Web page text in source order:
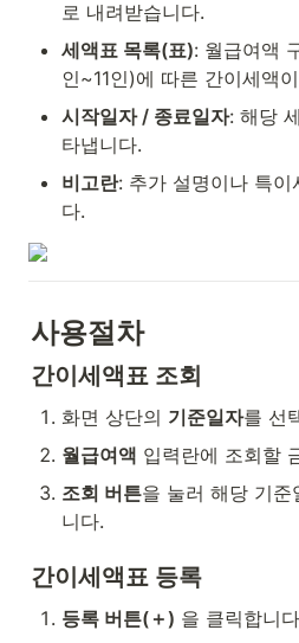
로 내려받습니다.
세액표 목록(표): 월급여액
인~11인)에 따른 간이세액
시작일자 / 종료일자: 해당
타냅니다.
비고란: 추가 설명이나 특이
다.
사용절차
간이세액표 조회
화면 상단의 기준일자를 선
월급여액 입력란에 조회할
조회 버튼을 눌러 해당 기
니다.
간이세액표 등록
등록 버튼(＋) 을 클릭합니